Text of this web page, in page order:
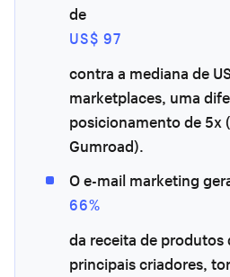
de
US$ 97
contra a mediana de
marketplaces, uma
posicionamento de 5x
Gumroad).
O e-mail marketing
66%
da receita de produtos
principais criadores,